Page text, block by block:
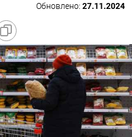
Обновлено: 27.11.2024